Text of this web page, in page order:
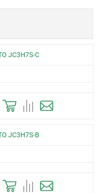
JC3H7S-C
JC3H7S-B